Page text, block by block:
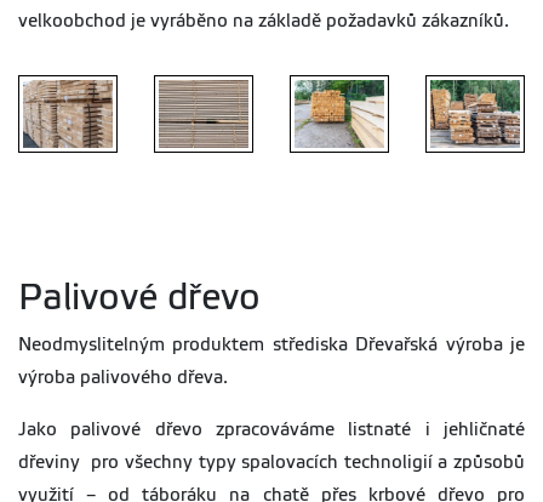
velkoobchod je vyráběno na základě požadavků zákazníků.
Palivové dřevo
Neodmyslitelným produktem střediska Dřevařská výroba je
výroba palivového dřeva.
Jako palivové dřevo zpracováváme listnaté i jehličnaté
dřeviny pro všechny typy spalovacích technoligií a způsobů
využití – od táboráku na chatě přes krbové dřevo pro